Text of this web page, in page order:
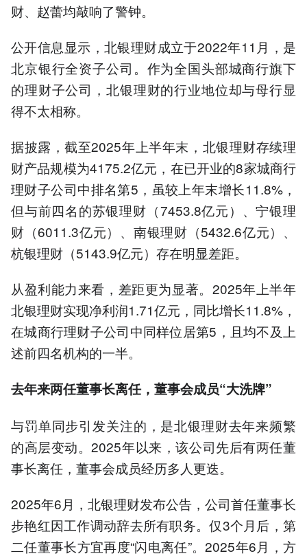
财、赵蕾均敲响了警钟。
公开信息显示，北银理财成立于2022年11月，是
北京银行全资子公司。作为全国头部城商行旗下
的理财子公司，北银理财的行业地位却与母行显
得不太相称。
据披露，截至2025年上半年末，北银理财存续理
财产品规模为4175.2亿元，在已开业的8家城商行
理财子公司中排名第5，虽较上年末增长11.8%，
但与前四名的苏银理财（7453.8亿元）、宁银理
财（6011.3亿元）、南银理财（5432.6亿元）、
杭银理财（5143.9亿元）存在明显差距。
从盈利能力来看，差距更为显著。2025年上半年
北银理财实现净利润1.71亿元，同比增长11.8%，
在城商行理财子公司中同样位居第5，且均不及上
述前四名机构的一半。
去年来两任董事长离任，董事会成员“大洗牌”
与罚单同步引发关注的，是北银理财去年来频繁
的高层变动。2025年以来，该公司先后有两任董
事长离任，董事会成员经历多人更迭。
2025年6月，北银理财发布公告，公司首任董事长
步艳红因工作调动辞去所有职务。仅3个月后，第
二任董事长方宜再度“闪电离任”。2025年6月，方